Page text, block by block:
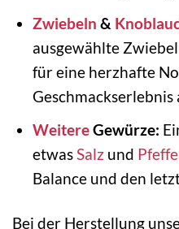
Zwiebeln &
ausgewählte
für eine herzhafte
Geschmackserlebnis
WeitereGewürze:
etwasSalz und
Balance und den
Bei der Herstellung